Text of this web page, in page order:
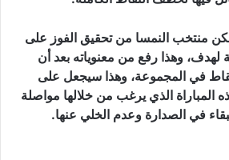
منتخب النمسا من تحقيق الفوز على
لهدف، وهذا رفع من معنوياته بعد أن
رصيده بأول 3 نقاط في المجموعة، وهذا سيجعل على
المباراة الذي يرغب من خلالها مواصلة
في الصدارة وعدم الخلي عنها.